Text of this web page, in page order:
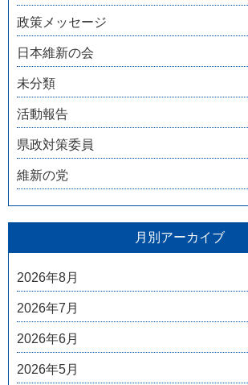
政策メッセージ
日本維新の会
未分類
活動報告
県政対策委員
維新の党
月別アーカイブ
2026年8月
2026年7月
2026年6月
2026年5月